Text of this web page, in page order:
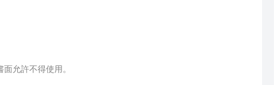
允許不得使用。